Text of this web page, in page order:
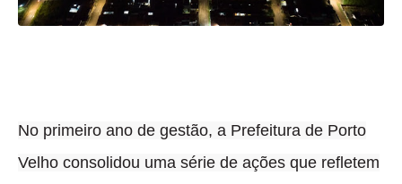
No primeiro ano de gestão, a Prefeitura de Porto
Velho consolidou uma série de ações que refletem